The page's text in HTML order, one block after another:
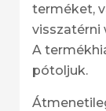
terméket,
visszatérni
A
pótoljuk.